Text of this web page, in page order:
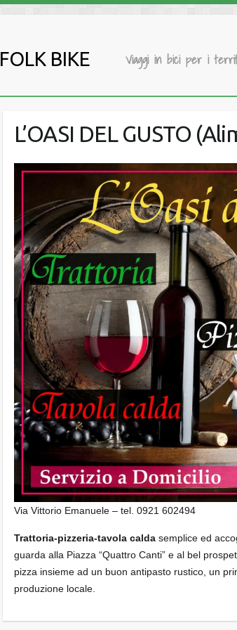
FOLK BIKE Viaggi in bici per i
L’OASI DEL GUSTO
Via Vittorio Emanuele – tel. 0921 602494
Trattoria-pizzeria-tavola calda semplice ed
guarda alla Piazza “Quattro Canti” e al bel
pizza insieme ad un buon antipasto rustico, un
produzione locale.